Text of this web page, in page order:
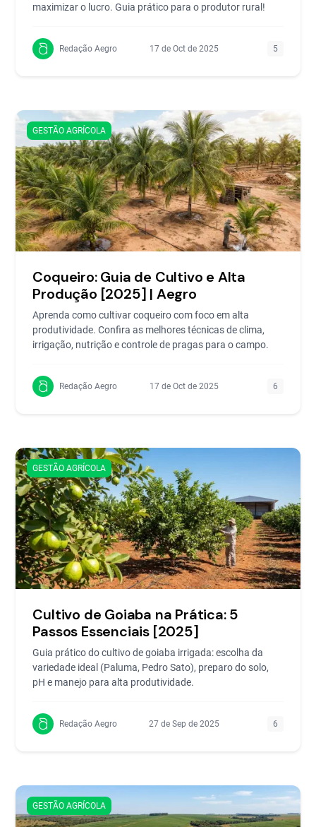
maximizar o lucro. Guia prático para o produtor rural!
Redação Aegro 17 de Oct de 2025 5
GESTÃO AGRÍCOLA
Coqueiro: Guia de Cultivo e Alta
Produção [2025] | Aegro
Aprenda como cultivar coqueiro com foco em alta
produtividade. Confira as melhores técnicas de clima,
irrigação, nutrição e controle de pragas para o campo.
Redação Aegro 17 de Oct de 2025 6
GESTÃO AGRÍCOLA
Cultivo de Goiaba na Prática: 5
Passos Essenciais [2025]
Guia prático do cultivo de goiaba irrigada: escolha da
variedade ideal (Paluma, Pedro Sato), preparo do solo,
pH e manejo para alta produtividade.
Redação Aegro 27 de Sep de 2025 6
GESTÃO AGRÍCOLA